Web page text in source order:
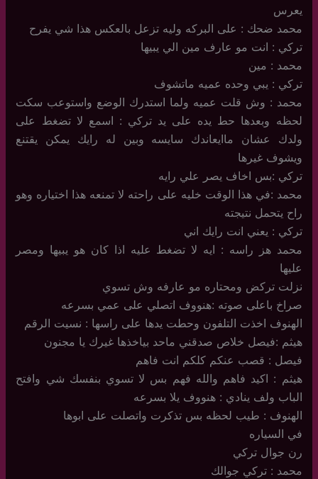
يعرس
محمد ضحك : على البركه وليه تزعل بالعكس هذا شي يفرح
تركي : انت مو عارف مين الي يبيها
محمد : مين
تركي : يبي وحده عميه ماتشوف
محمد : وش قلت عميه ولما استدرك الوضع واستوعب سكت
لحظه وبعدها حط يده على يد تركي : اسمع لا تضغط على
ولدك عشان ماايعاندك سايسه وبين له رايك يمكن يقتنع
ويشوف غيرها
تركي :بس اخاف يصر علي رايه
محمد :في هذا الوقت خليه على راحته لا تمنعه هذا اختياره وهو
راح يتحمل نتيجته
تركي : يعني انت رايك اني
محمد هز راسه : ايه لا تضغط عليه اذا كان هو يبيها ومصر
عليها
نزلت تركض ومحتاره مو عارفه وش تسوي
صراخ باعلى صوته :هنووف اتصلي على عمي بسرعه
الهنوف اخذت التلفون وحطت يدها على راسها : نسيت الرقم
هيثم :فيصل خلاص صدقني ماحد بياخذها غيرك يا مجنون
فيصل : قصب عنكم كلكم انت فاهم
هيثم : اكيد فاهم والله فهم بس لا تسوي بنفسك شي وافتح
الباب ولف ينادي : هنووف يلا بسرعه
الهنوف : طيب لحظه بس تذكرت واتصلت على ابوها
في السياره
رن جوال تركي
محمد : تركي جوالك